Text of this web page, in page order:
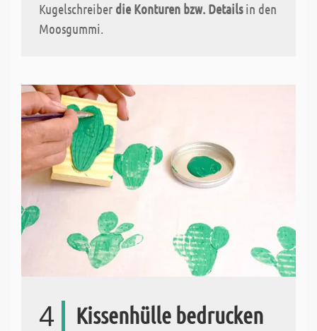
Kugelschreiber die Konturen bzw. Detailsin den
Moosgummi.
4 Kissenhülle bedrucken